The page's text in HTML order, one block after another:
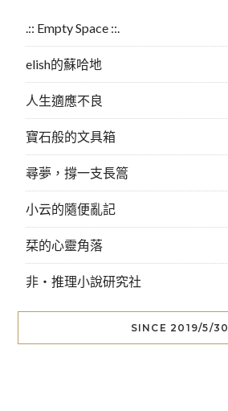
.:: Empty Space ::.
elish的蘇哈地
人生適應不良
寶石般的文具箱
尋夢，撐一支長篙
小云的隨便亂記
栞的心靈角落
非‧推理小說研究社
SINCE 2019/5/30